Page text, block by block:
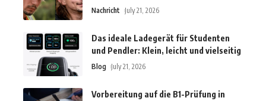
Nachricht July 21, 2026
Das ideale Ladegerät für Studenten
und Pendler: Klein, leicht und vielseitig
Blog July 21, 2026
Vorbereitung auf die B1-Prüfung in